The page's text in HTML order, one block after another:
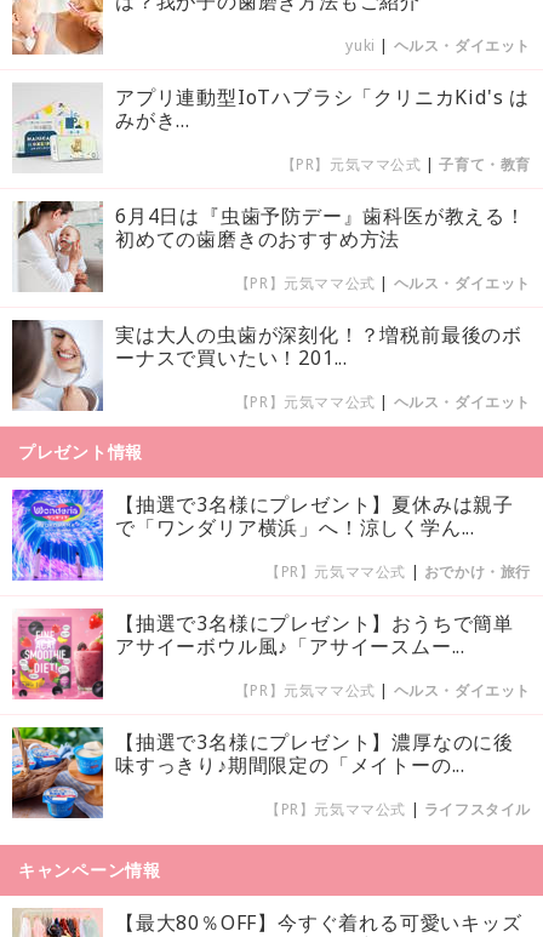
yuki | ヘルス・ダイエット
アプリ連動型IoTハブラシ「クリニカKid's は
みがき...
【PR】元気ママ公式 |子育て・教育
6月4日は『虫歯予防デー』歯科医が教える！
初めての歯磨きのおすすめ方法
【PR】元気ママ公式 | ヘルス・ダイエット
実は大人の虫歯が深刻化！？増税前最後のボ
ーナスで買いたい！201...
【PR】元気ママ公式 | ヘルス・ダイエット
プレゼント情報
【抽選で3名様にプレゼント】夏休みは親子
で「ワンダリア横浜」へ！涼しく学ん...
【PR】元気ママ公式 | おでかけ・旅行
【抽選で3名様にプレゼント】おうちで簡単
アサイーボウル風♪「アサイースムー...
【PR】元気ママ公式 | ヘルス・ダイエット
【抽選で3名様にプレゼント】濃厚なのに後
味すっきり♪期間限定の「メイトーの...
【PR】元気ママ公式 | ライフスタイル
キャンペーン情報
【最大80％OFF】今すぐ着れる可愛いキッズ